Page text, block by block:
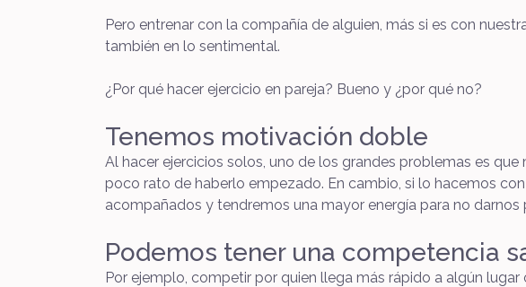
Pero entrenar con la compañía de alguien, más si es con
también en lo sentimental.
¿Por qué hacer ejercicio en pareja? Bueno y ¿por qué no?
Tenemos motivación doble
Al hacer ejercicios solos, uno de los grandes problemas es
poco rato de haberlo empezado. En cambio, si lo hacemos
acompañados y tendremos una mayor energía para no darnos
Podemos tener una competencia
Por ejemplo, competir por quien llega más rápido a algún